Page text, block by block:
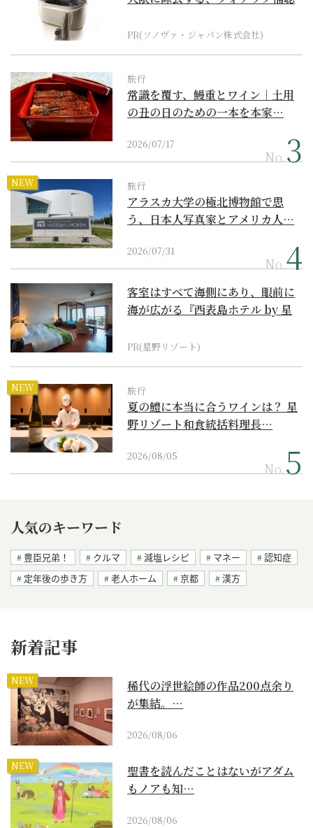
PR(ソノヴァ・ジャパン株式会社)
旅行
常識を覆す、鰻重とワイン｜土用
の丑の日のための一本を本家…
2026/07/17
No.
NEW 旅行
アラスカ大学の極北博物館で思
う、日本人写真家とアメリカ人…
2026/07/31
No.
客室はすべて海側にあり、眼前に
海が広がる『西表島ホテル by 星
PR(星野リゾート)
NEW 旅行
夏の鱧に本当に合うワインは？ 星
野リゾート和食統括料理長…
2026/08/05
No.
人気のキーワード
豊臣兄弟！ クルマ 減塩レシピ マネー
認知症
定年後の歩き方
老人ホーム 京都 漢方
新着記事
NEW
稀代の浮世絵師の作品200点余り
が集結。…
2026/08/06
NEW
聖書を読んだことはないがアダム
もノアも知…
2026/08/06